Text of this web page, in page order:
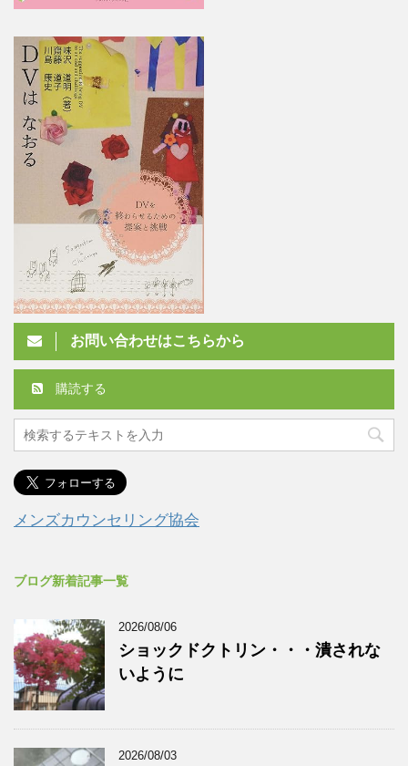
お問い合わせはこちらから
購読する
メンズカウンセリング協会
ブログ新着記事一覧
2026/08/06
ショックドクトリン・・・潰されな
いように
2026/08/03